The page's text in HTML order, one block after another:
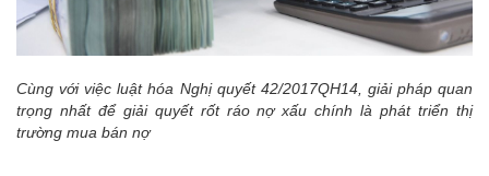
Cùng với việc luật hóa Nghị quyết 42/2017QH14, giải pháp quan
trọng nhất để giải quyết rốt ráo nợ xấu chính là phát triển thị
trường mua bán nợ